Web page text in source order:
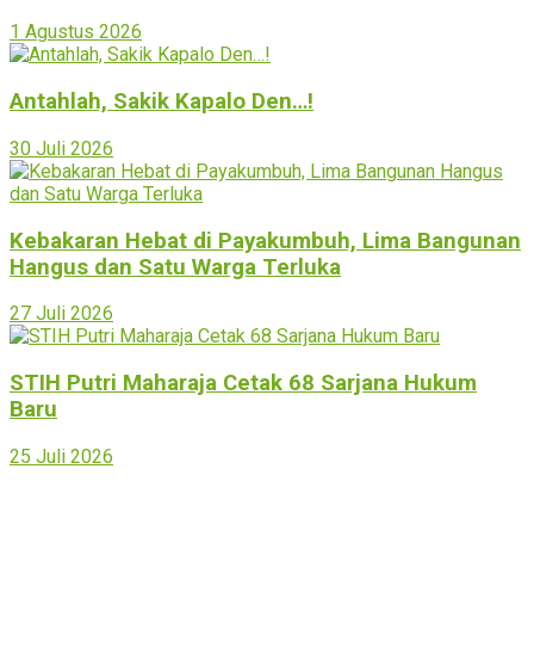
1 Agustus 2026
Antahlah, Sakik Kapalo Den…!
30 Juli 2026
Kebakaran Hebat di Payakumbuh, Lima Bangunan
Hangus dan Satu Warga Terluka
27 Juli 2026
STIH Putri Maharaja Cetak 68 Sarjana Hukum
Baru
25 Juli 2026